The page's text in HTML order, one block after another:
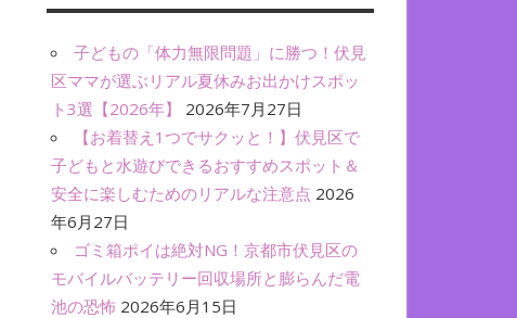
子どもの「体力無限問題」に勝つ！伏見
区ママが選ぶリアル夏休みお出かけスポッ
ト3選【2026年】
2026年7月27日
【お着替え1つでサクッと！】伏見区で
子どもと水遊びできるおすすめスポット＆
安全に楽しむためのリアルな注意点 2026
年6月27日
ゴミ箱ポイは絶対NG！京都市伏見区の
モバイルバッテリー回収場所と膨らんだ電
池の恐怖 2026年6月15日